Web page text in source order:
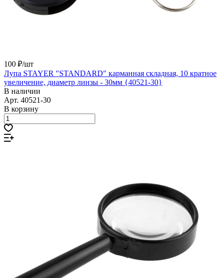
100 ₽/шт
Лупа STAYER "STANDARD" карманная складная, 10 кратное
увеличение, диаметр линзы - 30мм {40521-30}
В наличии
Арт. 40521-30
В корзину